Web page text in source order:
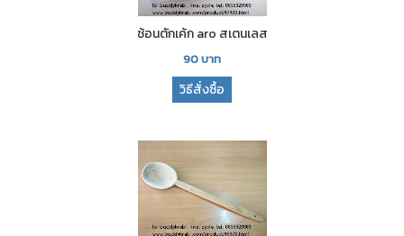
ช้อนตักเค้ก aro สเตนเลส
90บาท
วิธีสั่งซื้อ